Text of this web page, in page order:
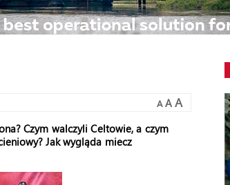
A A A
Czym walczyli Celtowie, a czym
Jak wygląda miecz